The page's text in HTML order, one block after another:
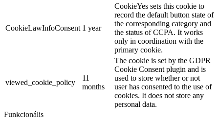
CookieLawInfoConsent 1 year
CookieYes sets this cookie to
record the default button state of
the corresponding category and
the status of CCPA. It works
only in coordination with the
primary cookie.
viewed_cookie_policy
11
months
The cookie is set by the GDPR
Cookie Consent plugin and is
used to store whether or not
user has consented to the use of
cookies. It does not store any
personal data.
Funkcionális